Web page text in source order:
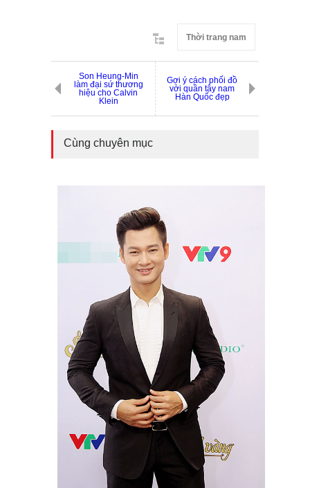
Thời trang nam
Son Heung-Min
làm đại sứ thương
hiệu cho Calvin
Klein
Gợi ý cách phối đồ
với quần tây nam
Hàn Quốc đẹp
Cùng chuyên mục